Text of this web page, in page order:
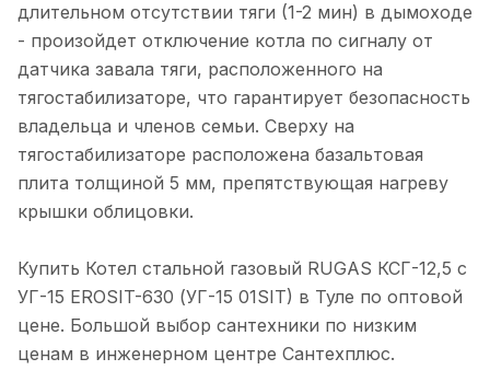
длительном отсутствии тяги (1-2 мин) в дымоходе
- произойдет отключение котла по сигналу от
датчика завала тяги, расположенного на
тягостабилизаторе, что гарантирует безопасность
владельца и членов семьи. Сверху на
тягостабилизаторе расположена базальтовая
плита толщиной 5 мм, препятствующая нагреву
крышки облицовки.
Купить Котел стальной газовый RUGAS КСГ-12,5 с
УГ-15 EROSIT-630 (УГ-15 01SIT) в Туле по оптовой
цене. Большой выбор сантехники по низким
ценам в инженерном центре Сантехплюс.